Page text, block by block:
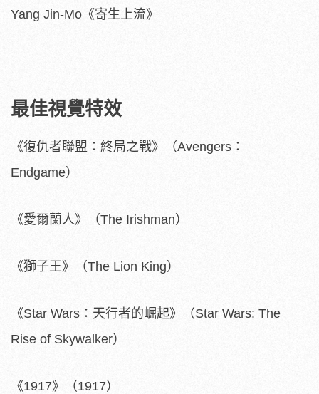
Yang Jin-Mo《寄生上流》
最佳視覺特效
《復仇者聯盟：終局之戰》（Avengers：
Endgame）
《愛爾蘭人》（The Irishman）
《獅子王》（The Lion King）
《Star Wars：天行者的崛起》（Star Wars: The
Rise of Skywalker）
《1917》（1917）